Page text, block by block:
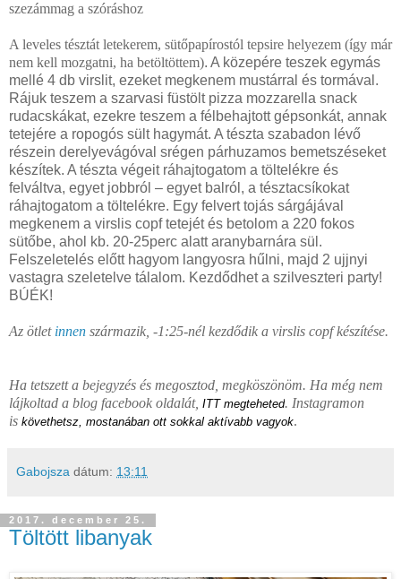
szezámmag a szóráshoz
A leveles tésztát letekerem, sütőpapírostól tepsire helyezem (így már
nem kell mozgatni, ha betöltöttem). A közepére teszek egymás
mellé 4 db virslit, ezeket megkenem mustárral és tormával.
Rájuk teszem a szarvasi füstölt pizza mozzarella snack
rudacskákat, ezekre teszem a félbehajtott gépsonkát, annak
tetejére a ropogós sült hagymát. A tészta szabadon lévő
részein derelyevágóval srégen párhuzamos bemetszéseket
készítek. A tészta végeit ráhajtogatom a töltelékre és
felváltva, egyet jobbról – egyet balról, a tésztacsíkokat
ráhajtogatom a töltelékre. Egy felvert tojás sárgájával
megkenem a virslis copf tetejét és betolom a 220 fokos
sütőbe, ahol kb. 20-25perc alatt aranybarnára sül.
Felszeletelés előtt hagyom langyosra hűlni, majd 2 ujjnyi
vastagra szeletelve tálalom. Kezdődhet a szilveszteri party!
BÚÉK!
Az ötletinnen származik, -1:25-nél kezdődik a virslis copf készítése.
Ha tetszett a bejegyzés és megosztod, megköszönöm. Ha még nem
lájkoltad a blog facebook oldalát, ITT megteheted. Instagramon
is követhetsz, mostanában ott sokkal aktívabb vagyok.
Gabojsza dátum: 13:11
2017. december 25.
Töltött libanyak